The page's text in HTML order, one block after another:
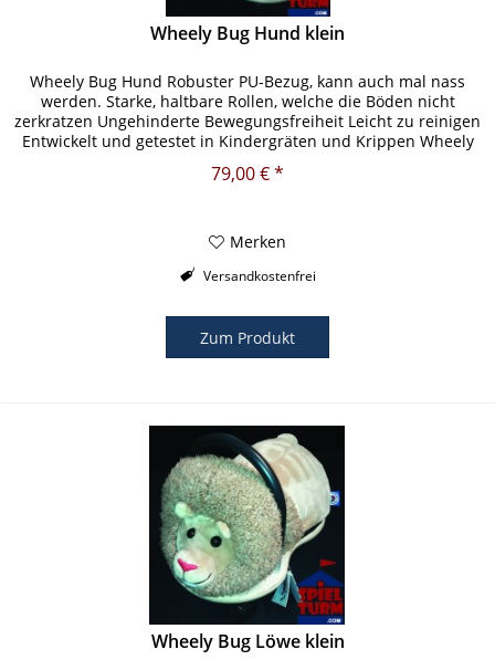
Wheely Bug Hund klein
Wheely Bug Hund Robuster PU-Bezug, kann auch mal nass
werden. Starke, haltbare Rollen, welche die Böden nicht
zerkratzen Ungehinderte Bewegungsfreiheit Leicht zu reinigen
Entwickelt und getestet in Kindergräten und Krippen Wheely
79,00 € *
Merken
Versandkostenfrei
Zum Produkt
Wheely Bug Löwe klein